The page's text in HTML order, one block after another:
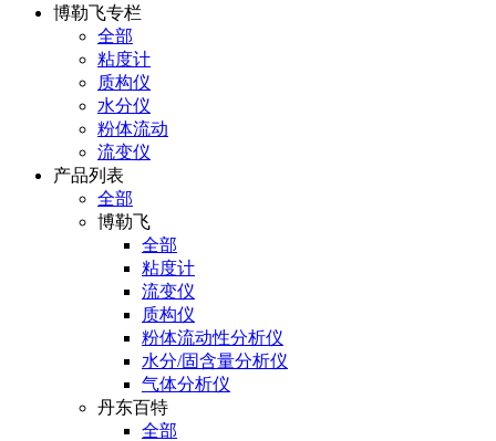
博勒飞专栏
全部
粘度计
质构仪
水分仪
粉体流动
流变仪
产品列表
全部
博勒飞
全部
粘度计
流变仪
质构仪
粉体流动性分析仪
水分/固含量分析仪
气体分析仪
丹东百特
全部